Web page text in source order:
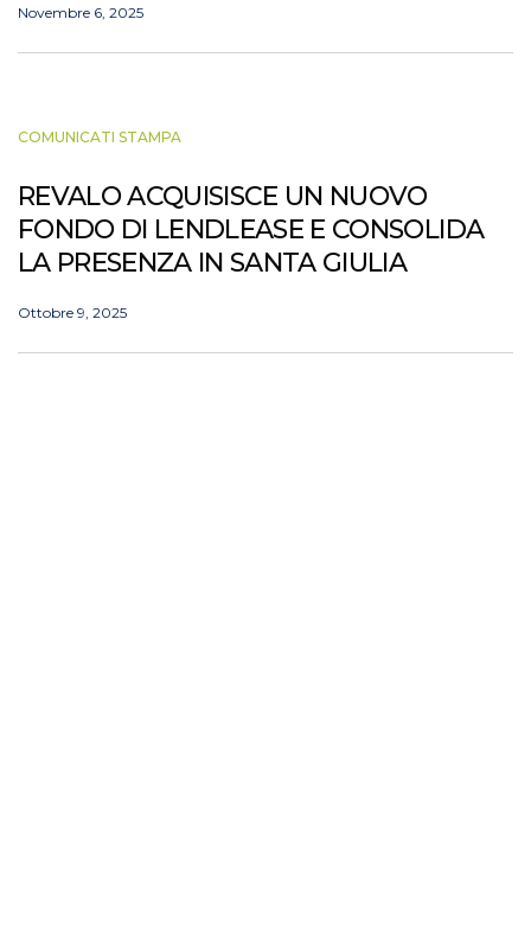
Novembre 6, 2025
COMUNICATI STAMPA
REVALO ACQUISISCE UN NUOVO
FONDO DI LENDLEASE E CONSOLIDA
LA PRESENZA IN SANTA GIULIA
Ottobre 9, 2025